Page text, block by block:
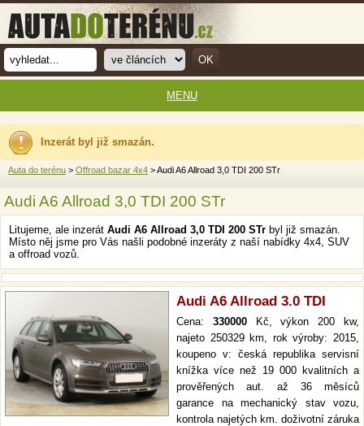
Inzerát byl již smazán.
Auta do terénu > Offroad bazar 4x4 > Audi A6 Allroad 3,0 TDI 200 STr
Audi A6 Allroad 3,0 TDI 200 STr
Litujeme, ale inzerát Audi A6 Allroad 3,0 TDI 200 STr byl již smazán.
Místo něj jsme pro Vás našli podobné inzeráty z naší nabídky 4x4, SUV
a offroad vozů.
Audi A6 Allroad 3.0 TDI
Cena: 330000Kč, výkon 200 kw,
najeto 250329 km, rok výroby: 2015,
koupeno v: česká republika servisní
knížka více než 19 000 kvalitních a
prověřených aut. až 36 měsíců
garance na mechanický stav vozu,
kontrola najetých km. doživotní záruka
MENU